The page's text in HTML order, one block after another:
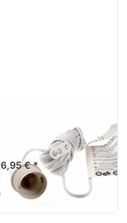
Verstromung
weiß 4 m
6,95 € *